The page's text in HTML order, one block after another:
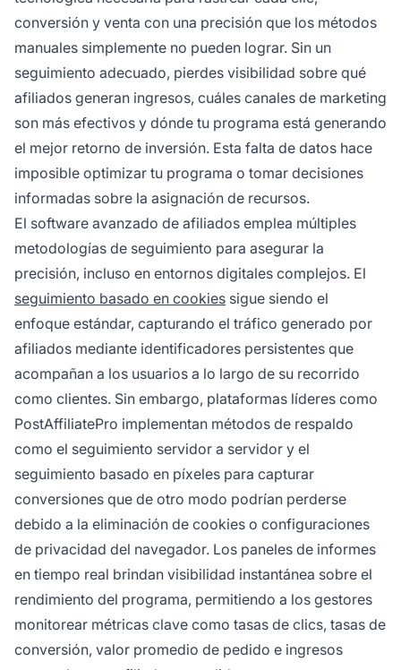
conversión y venta con una precisión que los métodos
manuales simplemente no pueden lograr. Sin un
seguimiento adecuado, pierdes visibilidad sobre qué
afiliados generan ingresos, cuáles canales de marketing
son más efectivos y dónde tu programa está generando
el mejor retorno de inversión. Esta falta de datos hace
imposible optimizar tu programa o tomar decisiones
informadas sobre la asignación de recursos.
El software avanzado de afiliados emplea múltiples
metodologías de seguimiento para asegurar la
precisión, incluso en entornos digitales complejos. El
seguimiento basado en cookies sigue siendo el
enfoque estándar, capturando el tráfico generado por
afiliados mediante identificadores persistentes que
acompañan a los usuarios a lo largo de su recorrido
como clientes. Sin embargo, plataformas líderes como
PostAffiliatePro implementan métodos de respaldo
como el seguimiento servidor a servidor y el
seguimiento basado en píxeles para capturar
conversiones que de otro modo podrían perderse
debido a la eliminación de cookies o configuraciones
de privacidad del navegador. Los paneles de informes
en tiempo real brindan visibilidad instantánea sobre el
rendimiento del programa, permitiendo a los gestores
monitorear métricas clave como tasas de clics, tasas de
conversión, valor promedio de pedido e ingresos